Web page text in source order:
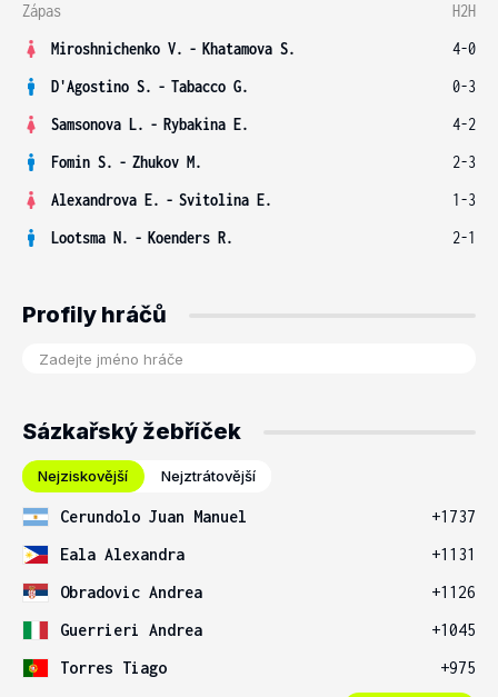
Zápas
H2H
Miroshnichenko V. - Khatamova S.
4-0
D'Agostino S. - Tabacco G.
0-3
Samsonova L. - Rybakina E.
4-2
Fomin S. - Zhukov M.
2-3
Alexandrova E. - Svitolina E.
1-3
Lootsma N. - Koenders R. 2-1
Profily hráčů
Sázkařský žebříček
Nejziskovější Nejztrátovější
Cerundolo Juan Manuel
+1737
Eala Alexandra
+1131
Obradovic Andrea
+1126
Guerrieri Andrea
+1045
Torres Tiago
+975